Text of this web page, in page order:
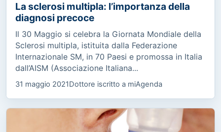
La sclerosi multipla: l’importanza della
diagnosi precoce
Il 30 Maggio si celebra la Giornata Mondiale della
Sclerosi multipla, istituita dalla Federazione
Internazionale SM, in 70 Paesi e promossa in Italia
dall’AISM (Associazione Italiana...
31 maggio 2021Dottore iscritto a miAgenda